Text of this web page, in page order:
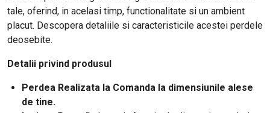
tale, oferind, in acelasi timp, functionalitate si un ambient
placut. Descopera detaliile si caracteristicile acestei perdele
deosebite.
Detalii privind produsul
Perdea Realizata la Comanda la dimensiunile alese
de tine.